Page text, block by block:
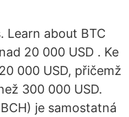
Learn about BTC
20 000 USD . Ke
000 USD, přičemž
300 000 USD.
je samostatná